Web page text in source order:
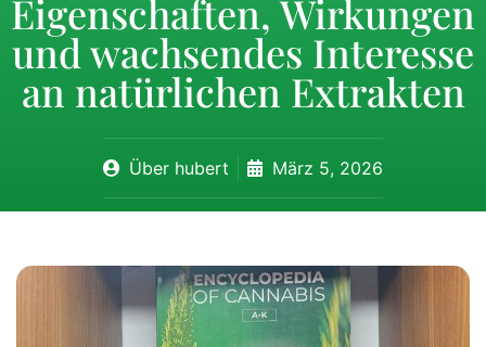
Eigenschaften, Wirkungen
und wachsendes Interesse
an natürlichen Extrakten
Über hubert März 5, 2026